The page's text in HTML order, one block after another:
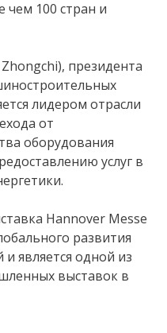
чем 100 стран и
президента
лидером отрасли
от
оборудования
услуг в
Hannover Messe
развития
является одной из
выставок в